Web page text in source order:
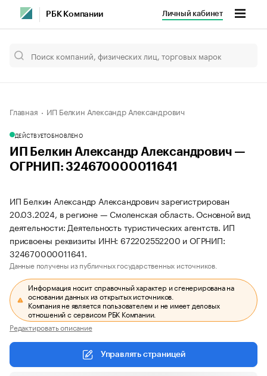
РБК Компании Личный кабинет
Главная ИП Белкин Александр Александрович
ДЕЙСТВУЕТОБНОВЛЕНО
ИП Белкин Александр Александрович —
ОГРНИП: 324670000011641
ИП Белкин Александр Александрович зарегистрирован
20.03.2024, в регионе — Смоленская область. Основной вид
деятельности: Деятельность туристических агентств. ИП
присвоены реквизиты ИНН: 672202552200 и ОГРНИП:
324670000011641.
Данные получены из публичных государственных источников.
Информация носит справочный характер и сгенерирована на
основании данных из открытых источников.
Компания не является пользователем и не имеет деловых
отношений с сервисом РБК Компании.
Редактировать описание
Управлять страницей